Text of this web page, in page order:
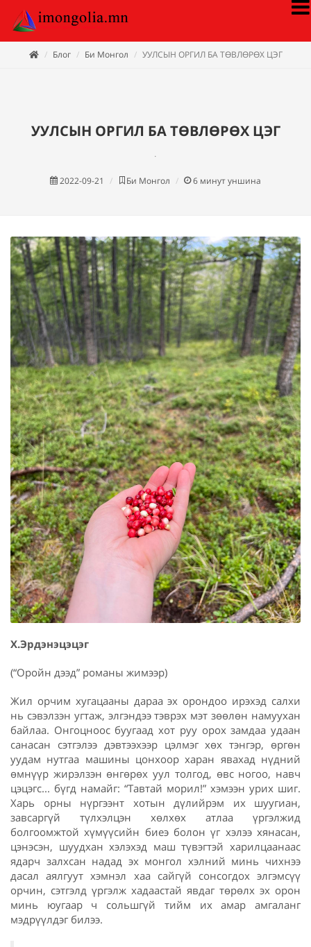
Блог Би Монгол УУЛСЫН ОРГИЛ БА ТӨВЛӨРӨХ ЦЭГ
УУЛСЫН ОРГИЛ БА ТӨВЛӨРӨХ ЦЭГ
.
2022-09-21 Би Монгол 6 минут уншина
Х.Эрдэнэцэцэг
(“Оройн дээд” романы жимээр)
Жил орчим хугацааны дараа эх орондоо ирэхэд салхи
нь сэвэлзэн угтаж, элгэндээ тэврэх мэт зөөлөн намуухан
байлаа. Онгоцноос буугаад хот руу орох замдаа удаан
санасан сэтгэлээ дэвтээхээр цэлмэг хөх тэнгэр, өргөн
уудам нутгаа машины цонхоор харан явахад нүдний
өмнүүр жирэлзэн өнгөрөх уул толгод, өвс ногоо, навч
цэцэгс... бүгд намайг: “Тавтай морил!” хэмээн урих шиг.
Харь орны нүргээнт хотын дүлийрэм их шуугиан,
завсаргүй түлхэлцэн хөлхөх атлаа үргэлжид
болгоомжтой хүмүүсийн биеэ болон үг хэлээ хянасан,
цэнэсэн, шуудхан хэлэхэд маш түвэгтэй харилцаанаас
ядарч залхсан надад эх монгол хэлний минь чихнээ
дасал аялгуут хэмнэл хаа сайгүй сонсогдох элгэмсүү
орчин, сэтгэлд үргэлж хадаастай явдаг төрөлх эх орон
минь юугаар ч сольшгүй тийм их амар амгаланг
мэдрүүлдэг билээ.